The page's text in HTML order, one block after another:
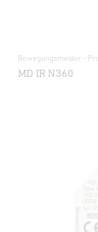
Bewegungsmelder -
MD IR N360